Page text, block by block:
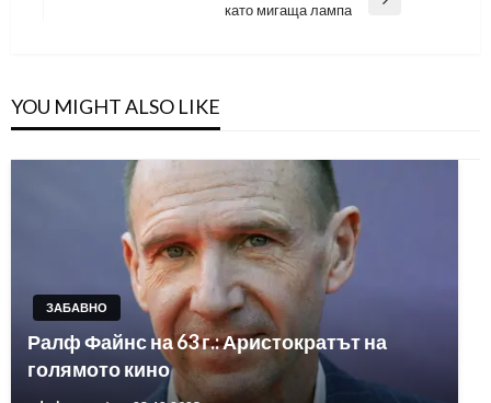
като мигаща лампа
YOU MIGHT ALSO LIKE
ЗАБАВНО
Ралф Файнс на 63 г.: Аристократът на
голямото кино